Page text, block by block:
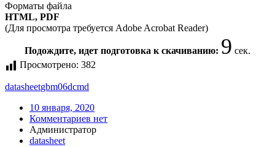
Форматы файла
HTML, PDF
(Для просмотра требуется Adobe Acrobat Reader)
Подождите, идет подготовка к скачиванию: 9 сек.
Просмотрено: 382
datasheetgbm06dcmd
10 января, 2020
Комментариев нет
Администратор
datasheet